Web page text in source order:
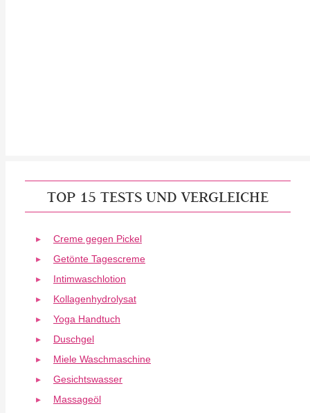
TOP 15 TESTS UND VERGLEICHE
Creme gegen Pickel
Getönte Tagescreme
Intimwaschlotion
Kollagenhydrolysat
Yoga Handtuch
Duschgel
Miele Waschmaschine
Gesichtswasser
Massageöl